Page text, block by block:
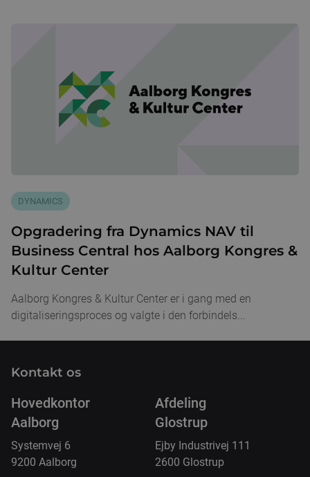
DYNAMICS
Opgradering fra Dynamics NAV til
Business Central hos Aalborg Kongres &
Kultur Center
Aalborg Kongres & Kultur Center er i gang med en
digitaliseringsproces og valgte i den forbindels...
Kontakt os
Hovedkontor
Aalborg
Systemvej 6
9200 Aalborg
Afdeling
Glostrup
Ejby Industrivej 111
2600 Glostrup